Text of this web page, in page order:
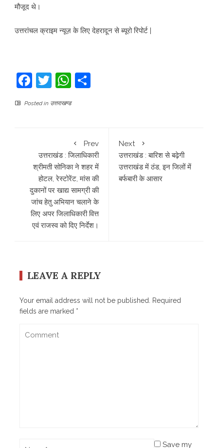
मौजूद थे।
उत्तरांचल क्राइम न्यूज़ के लिए देहरादून से ब्यूरो रिपोर्ट |
Facebook
TwitterWhatsApp
Posted in उत्तराखण्ड
Prev
उत्तराखंड : जिलाधिकारी
श्रीमती सोनिका ने शहर में
होटल, रेस्टोरेंट, मांस की
दुकानों पर खाद्य सामग्री की
जांच हेतु अभियान चलाने के
लिए अपर जिलाधिकारी वित्त
एवं राजस्व को दिए निर्देश।
Next
उत्तराखंड : बारिश से बढ़ेगी
उत्तराखंड में ठंड, इन जिलों में
बर्फबारी के आसार
LEAVE A REPLY
Your email address will not be published.
Required
fields are marked *
Save my